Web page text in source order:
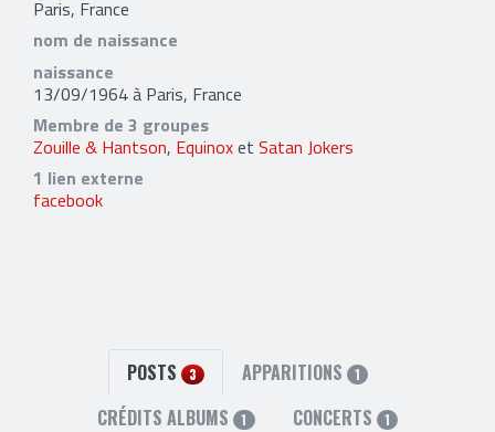
Paris, France
nom de naissance
naissance
13/09/1964 à Paris, France
Membre de 3 groupes
Zouille & Hantson, Equinoxet Satan Jokers
1 lien externe
facebook
POSTS 3 APPARITIONS 1
CRÉDITS ALBUMS 1 CONCERTS 1